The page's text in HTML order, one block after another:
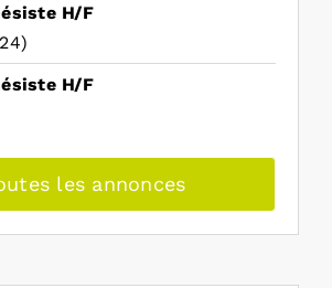
H/F
H/F
les annonces